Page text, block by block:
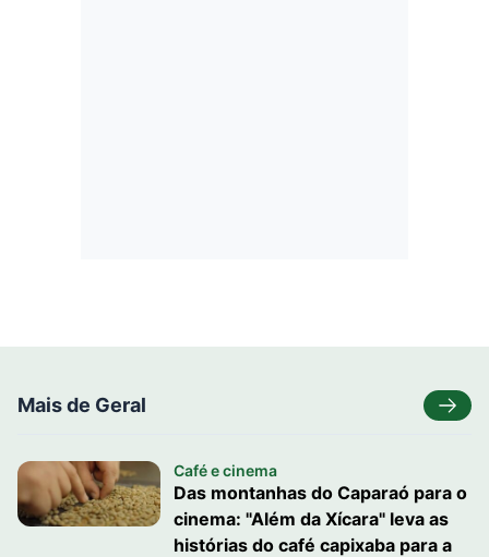
Mais de Geral
Café e cinema
Das montanhas do Caparaó para o
cinema: "Além da Xícara" leva as
histórias do café capixaba para a